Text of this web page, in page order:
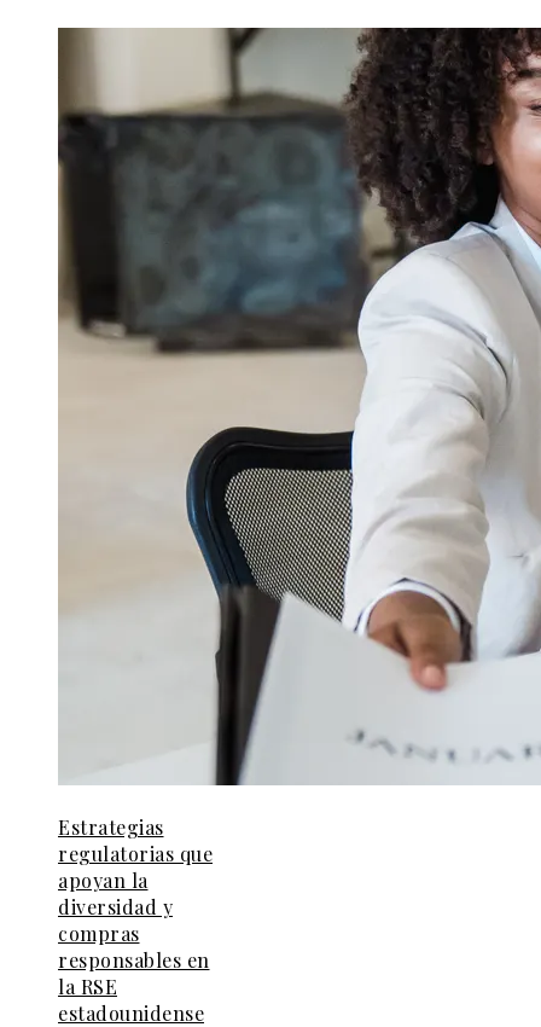
Estrategias
regulatorias que
apoyan la
diversidad y
compras
responsables en
la RSE
estadounidense